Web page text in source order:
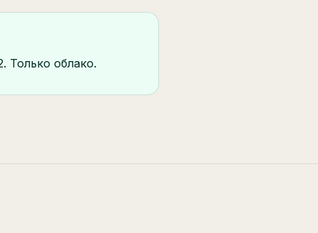
Только облако.